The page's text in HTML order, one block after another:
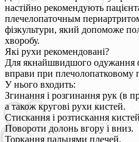
настійно рекомендують
плечелопаточным
фізкультури, який допоможе
хворобу.
Які рухи рекомендовані?
Для якнайшвидшого одужання
вправи при плечолопатковому
У нього входить:
Згинання і розгинання рук (в
а також кругові рухи кистей.
Стискання і розтискання
Повороти долонь вгору і вниз.
Торкання пальцями плечей.